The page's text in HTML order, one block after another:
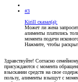
#3
Kirill сказал(а):
Может ли жена
алименты платились
момента подачи
Нажмите, чтобы
Здравствуйте! Согласно
присуждаются с момента
взыскании средств на свое
пользу, алименты взыщут с